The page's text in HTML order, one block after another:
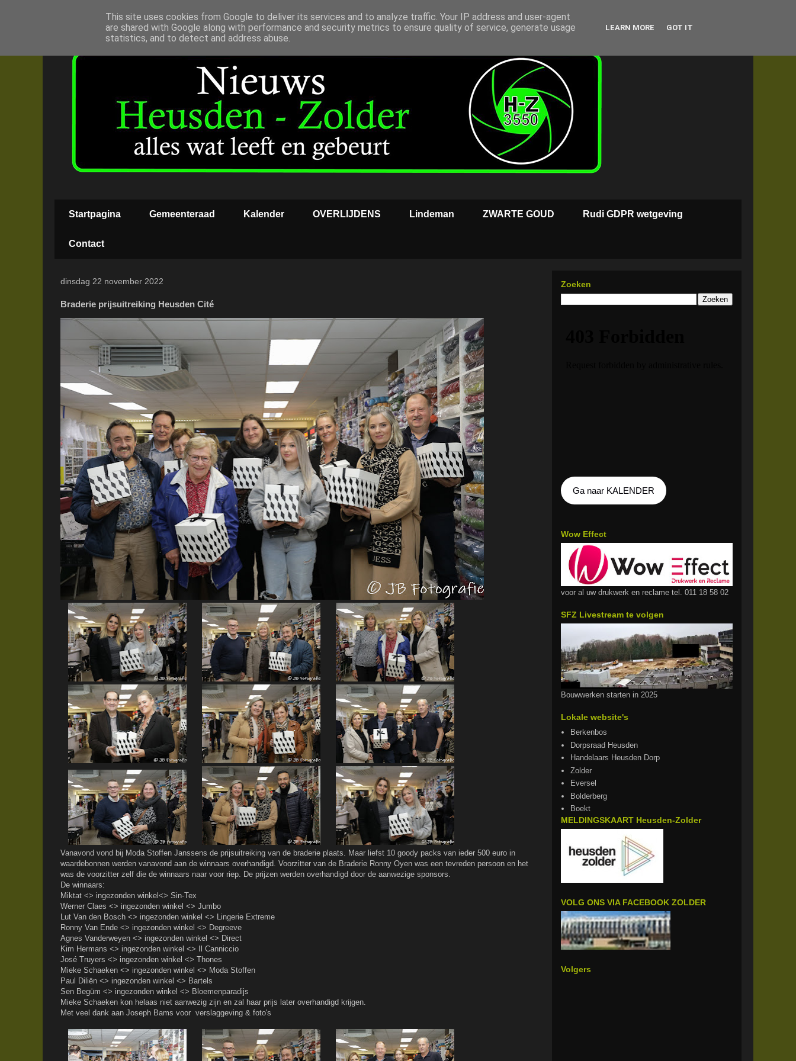
Startpagina Gemeenteraad Kalender OVERLIJDENS Lindeman ZWARTE GOUD Rudi GDPR wetgeving
Contact
dinsdag 22 november 2022
Braderie prijsuitreiking Heusden Cité
Vanavond vond bij Moda Stoffen Janssens de prijsuitreiking van de braderie plaats. Maar liefst 10 goody packs van ieder 500 euro in
waardebonnen werden vanavond aan de winnaars overhandigd. Voorzitter van de Braderie Ronny Oyen was een tevreden persoon en het
was de voorzitter zelf die de winnaars naar voor riep. De prijzen werden overhandigd door de aanwezige sponsors.
De winnaars:
Miktat <> ingezonden winkel<> Sin-Tex
Werner Claes <> ingezonden winkel <> Jumbo
Lut Van den Bosch <> ingezonden winkel <> Lingerie Extreme
Ronny Van Ende <> ingezonden winkel <> Degreeve
Agnes Vanderweyen <> ingezonden winkel <> Direct
Kim Hermans <> ingezonden winkel <> Il Canniccio
José Truyers <> ingezonden winkel <> Thones
Mieke Schaeken <> ingezonden winkel <> Moda Stoffen
Paul Diliën <> ingezonden winkel <> Bartels
Sen Begüm <> ingezonden winkel <> Bloemenparadijs
Mieke Schaeken kon helaas niet aanwezig zijn en zal haar prijs later overhandigd krijgen.
Met veel dank aan Joseph Bams voor verslaggeving & foto's
Zoeken
Ga naar KALENDER
Wow Effect
voor al uw drukwerk en reclame tel. 011 18 58 02
SFZ Livestream te volgen
Bouwwerken starten in 2025
Lokale website's
Berkenbos
Dorpsraad Heusden
Handelaars Heusden Dorp
Zolder
Eversel
Bolderberg
Boekt
MELDINGSKAART Heusden-Zolder
VOLG ONS VIA FACEBOOK ZOLDER
Volgers
This site uses cookies from Google to deliver its services and to analyze traffic. Your IP address and user-agent
are shared with Google along with performance and security metrics to ensure quality of service, generate usage
statistics, and to detect and address abuse.
LEARN MORE GOT IT